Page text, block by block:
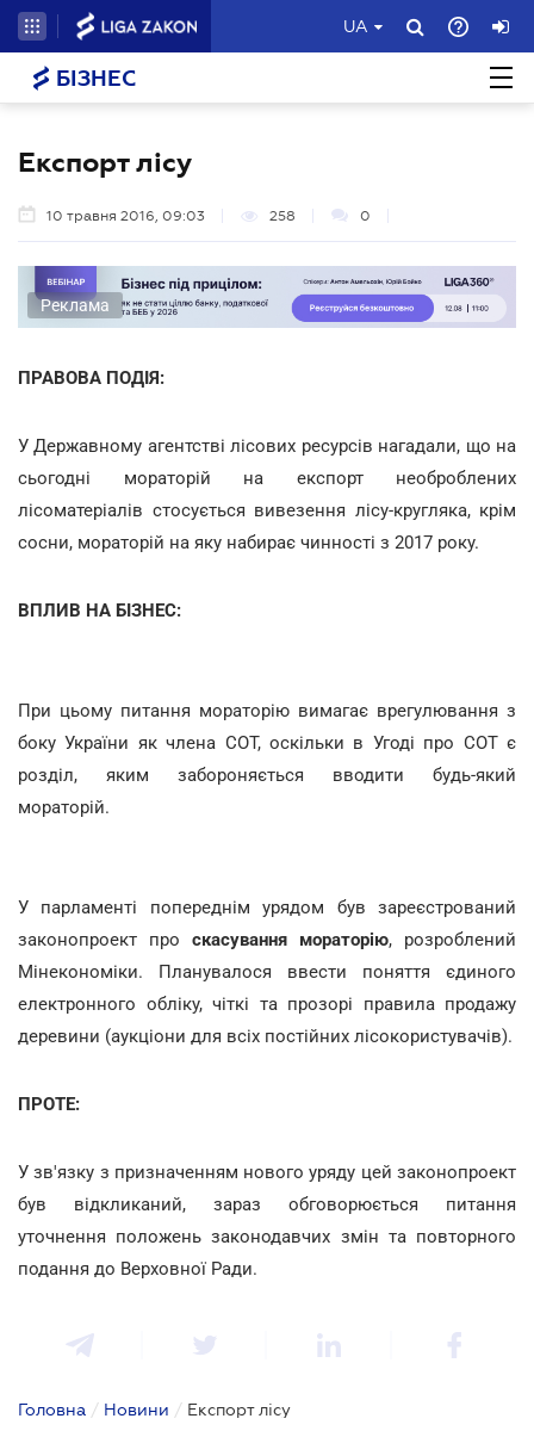
UA
БІЗНЕС
Експорт лісу
10 травня 2016, 09:03 258 0
Реклама
ПРАВОВА ПОДІЯ:
У Державному агентстві лісових ресурсів нагадали, що на
сьогодні мораторій на експорт необроблених
лісоматеріалів стосується вивезення лісу-кругляка, крім
сосни, мораторій на яку набирає чинності з 2017 року.
ВПЛИВ НА БІЗНЕС:
При цьому питання мораторію вимагає врегулювання з
боку України як члена СОТ, оскільки в Угоді про СОТ є
розділ, яким забороняється вводити будь-який
мораторій.
У парламенті попереднім урядом був зареєстрований
законопроект про скасування мораторію, розроблений
Мінекономіки. Планувалося ввести поняття єдиного
електронного обліку, чіткі та прозорі правила продажу
деревини (аукціони для всіх постійних лісокористувачів).
ПРОТЕ:
У зв'язку з призначенням нового уряду цей законопроект
був відкликаний, зараз обговорюється питання
уточнення положень законодавчих змін та повторного
подання до Верховної Ради.
Головна / Новини / Експорт лісу